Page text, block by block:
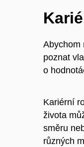
Abychom
poznat
o
Kariérní
života
směru
různých